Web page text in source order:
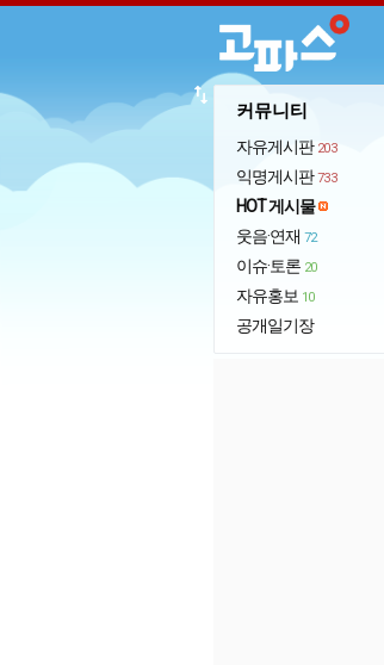
커뮤니티
자유게시판 203
익명게시판 733
HOT 게시물
웃음·연재 72
이슈·토론 20
자유홍보 10
공개일기장
import_export